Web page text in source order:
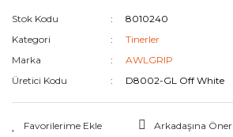
Stok Kodu
8010240
Kategori
Tinerler
Marka
AWLGRIP
Üretici Kodu
D8002-GL Off White
Arkadaşına Öner